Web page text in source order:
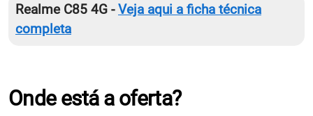
Realme C85 4G -Veja aqui a ficha técnica
completa
Onde está a oferta?